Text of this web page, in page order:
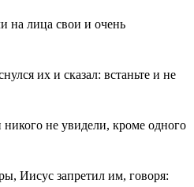
на лица свои и очень
их и сказал: встаньте и не
не увидели, кроме одного
Иисус запретил им, говоря: